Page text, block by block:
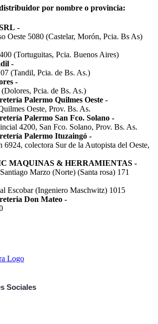
por nombre o provincia:
-
Oeste 5080 (Castelar, Morón, Pcia. Bs As)
(Tortuguitas, Pcia. Buenos Aires)
-
(Tandil, Pcia. de Bs. As.)
-
Pcia. de Bs. As.)
Palermo Quilmes Oeste -
Oeste, Prov. Bs. As.
Palermo San Fco. Solano -
4200, San Fco. Solano, Prov. Bs. As.
Palermo Ituzaingó -
6924, colectora Sur de la Autopista del Oeste,
MAQUINAS & HERRAMIENTAS -
Marzo (Norte) (Santa rosa) 171
Escobar (Ingeniero Maschwitz) 1015
Don Mateo -
Sociales